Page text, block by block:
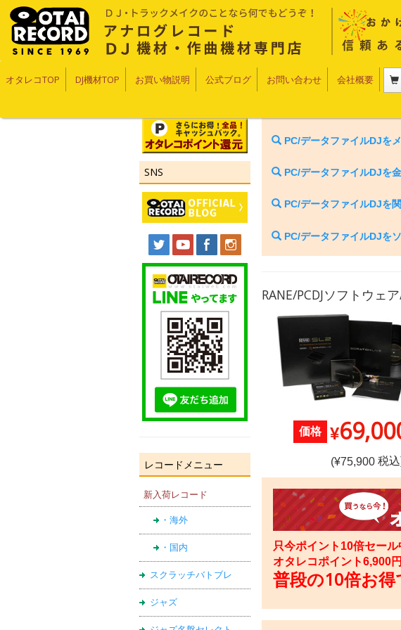
オタレコTOP DJ機材TOP お買い物説明 公式ブログ お問い合わせ 会社概要
SNS
レコードメニュー
新入荷レコード
・海外
・国内
スクラッチバトブレ
ジャズ
PC/データファイルDJを
PC/データファイルDJを
PC/データファイルDJを
PC/データファイルDJを
RANE/PCDJソフトウェ
価格 ¥
(¥75,900 税
只今ポイント10倍セール
オタレコポイント6,900
普段の10倍お得